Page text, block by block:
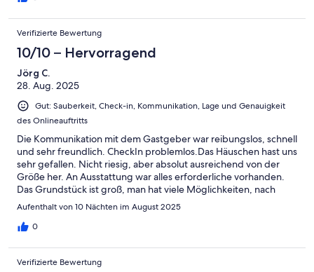
Verifizierte Bewertung
10/10 – Hervorragend
Jörg C.
28. Aug. 2025
Gut: Sauberkeit, Check-in, Kommunikation, Lage und Genauigkeit
des Onlineauftritts
Die Kommunikation mit dem Gastgeber war reibungslos, schnell
und sehr freundlich. CheckIn problemlos.Das Häuschen hast uns
sehr gefallen. Nicht riesig, aber absolut ausreichend von der
Größe her. An Ausstattung war alles erforderliche vorhanden.
Das Grundstück ist groß, man hat viele Möglichkeiten, nach
einem abwechslungsreichen Tag zu entspannen. Die Ruhe war
unschlagbar.WLAN vorhanden, Parken auf Grundstück
möglich.Wir kommen gern wieder, denn es gibt in der Region
Aufenthalt von 10 Nächten im August 2025
0
Verifizierte Bewertung